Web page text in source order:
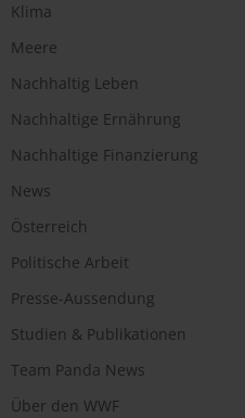
Klima
Meere
Nachhaltig Leben
Nachhaltige Ernährung
Nachhaltige Finanzierung
News
Österreich
Politische Arbeit
Presse-Aussendung
Studien & Publikationen
Team Panda News
Über den WWF